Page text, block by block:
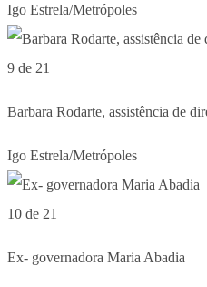
Igo Estrela/Metrópoles
9 de 21
Barbara Rodarte, assistência de
Igo Estrela/Metrópoles
10 de 21
Ex- governadora Maria Abadia